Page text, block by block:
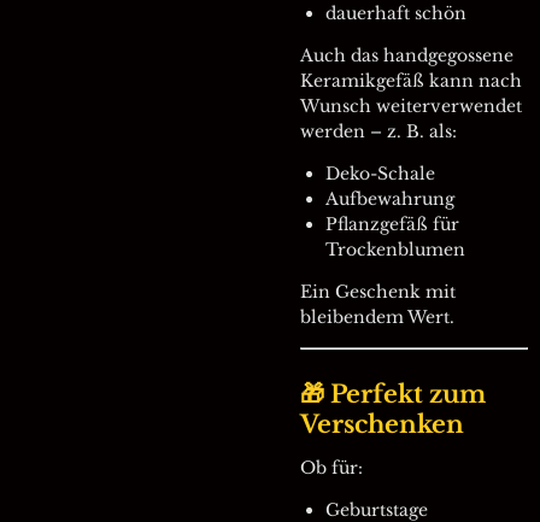
dauerhaft schön
Auch das handgegossene
Keramikgefäß kann nach
Wunsch weiterverwendet
werden – z. B. als:
Deko-Schale
Aufbewahrung
Pflanzgefäß für
Trockenblumen
Ein Geschenk mit
bleibendem Wert.
🎁 Perfekt zum
Verschenken
Ob für:
Geburtstage